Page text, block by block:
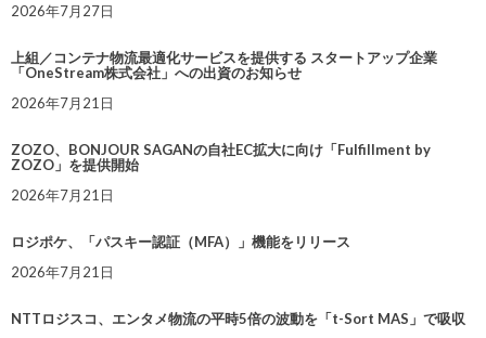
2026年7月27日
上組／コンテナ物流最適化サービスを提供する スタートアップ企業
「OneStream株式会社」への出資のお知らせ
2026年7月21日
ZOZO、BONJOUR SAGANの自社EC拡大に向け「Fulfillment by
ZOZO」を提供開始
2026年7月21日
ロジポケ、「パスキー認証（MFA）」機能をリリース
2026年7月21日
NTTロジスコ、エンタメ物流の平時5倍の波動を「t-Sort MAS」で吸収